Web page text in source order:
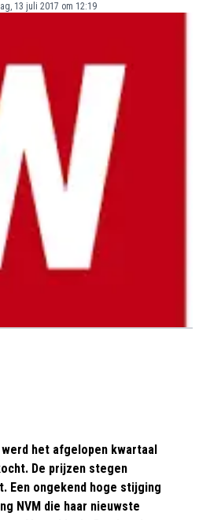
13 juli 2017 om 12:19
werd het afgelopen kwartaal
De prijzen stegen
Een ongekend hoge stijging
NVM die haar nieuwste